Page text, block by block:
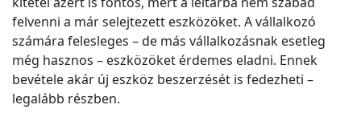
felvenni a már selejtezett eszközöket. A vállalkozó
számára felesleges – de más vállalkozásnak esetleg
még hasznos – eszközöket érdemes eladni. Ennek
bevétele akár új eszköz beszerzését is fedezheti –
legalább részben.